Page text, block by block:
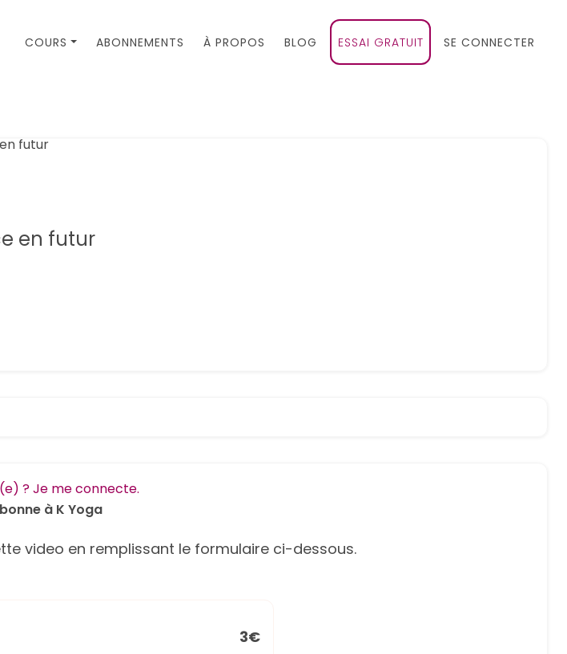
COURS ABONNEMENTS À PROPOS BLOG ESSAI GRATUIT SE CONNECTER
en futur
? Je me connecte.
à K Yoga
video en remplissant le formulaire ci-dessous.
3€